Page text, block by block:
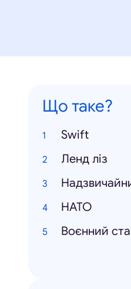
Що таке?
Swift
Ленд ліз
НАТО
Воєнний